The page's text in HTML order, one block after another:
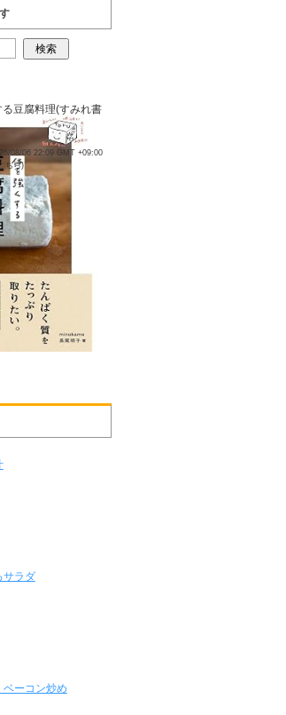
豆腐料理(すみれ書
08/06 22:09 GMT +09:00
ちら)
サラダ
ベーコン炒め